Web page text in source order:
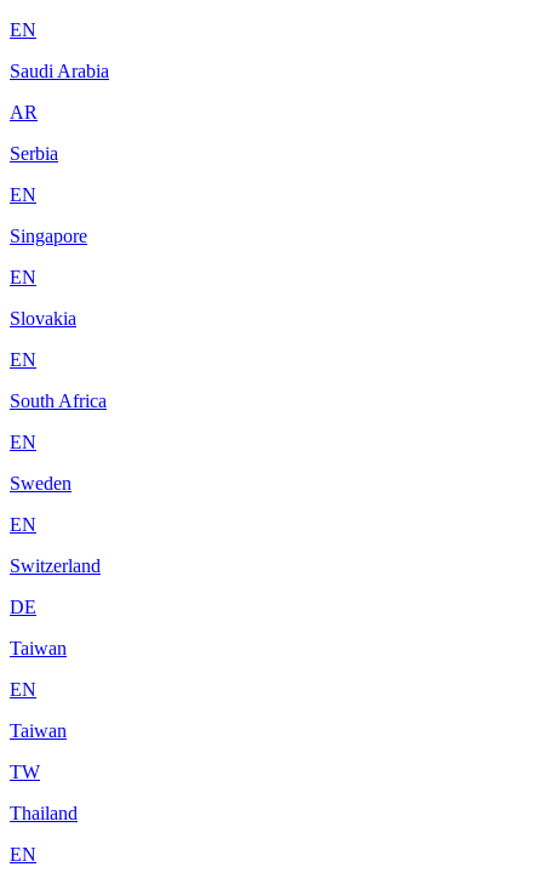
EN
Saudi Arabia
AR
Serbia
EN
Singapore
EN
Slovakia
EN
South Africa
EN
Sweden
EN
Switzerland
DE
Taiwan
EN
Taiwan
TW
Thailand
EN